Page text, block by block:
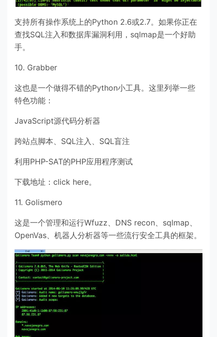
支持所有操作系统上的Python 2.6或2.7。如果你正在
查找SQL注入和数据库漏洞利用，sqlmap是一个好助
手。
10. Grabber
这也是一个做得不错的Python小工具。这里列举一些
特色功能：
JavaScript源代码分析器
跨站点脚本、SQL注入、SQL盲注
利用PHP-SAT的PHP应用程序测试
下载地址：click here。
11. Golismero
这是一个管理和运行Wfuzz、DNS recon、sqlmap、
OpenVas、机器人分析器等一些流行安全工具的框架。